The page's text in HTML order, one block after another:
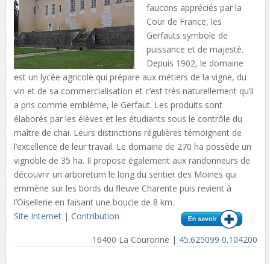
faucons appréciés par la
Cour de France, les
Gerfauts symbole de
puissance et de majesté.
Depuis 1902, le domaine
est un lycée agricole qui prépare aux métiers de la vigne, du
vin et de sa commercialisation et c’est très naturellement qu’il
a pris comme emblème, le Gerfaut. Les produits sont
élaborés par les élèves et les étudiants sous le contrôle du
maître de chai. Leurs distinctions régulières témoignent de
l’excellence de leur travail. Le domaine de 270 ha possède un
vignoble de 35 ha. Il propose également aux randonneurs de
découvrir un arboretum le long du sentier des Moines qui
emmène sur les bords du fleuve Charente puis revient à
l’Oisellerie en faisant une boucle de 8 km.
Site Internet| Contribution
16400 La Couronne | 45.625099 0.104200